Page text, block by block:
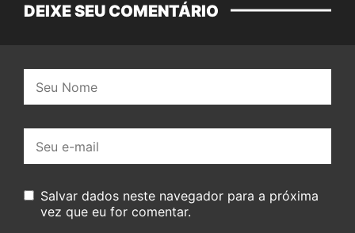
DEIXE SEU COMENTÁRIO
mail:
Salvar dados neste navegador para a próxima
vez que eu for comentar.